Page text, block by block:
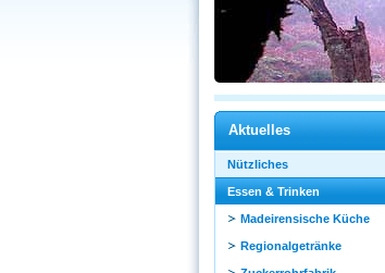
Aktuelles
Nützliches
Essen & Trinken
Madeirensische Küche
Regionalgetränke